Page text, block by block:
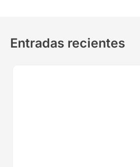
Entradas recientes